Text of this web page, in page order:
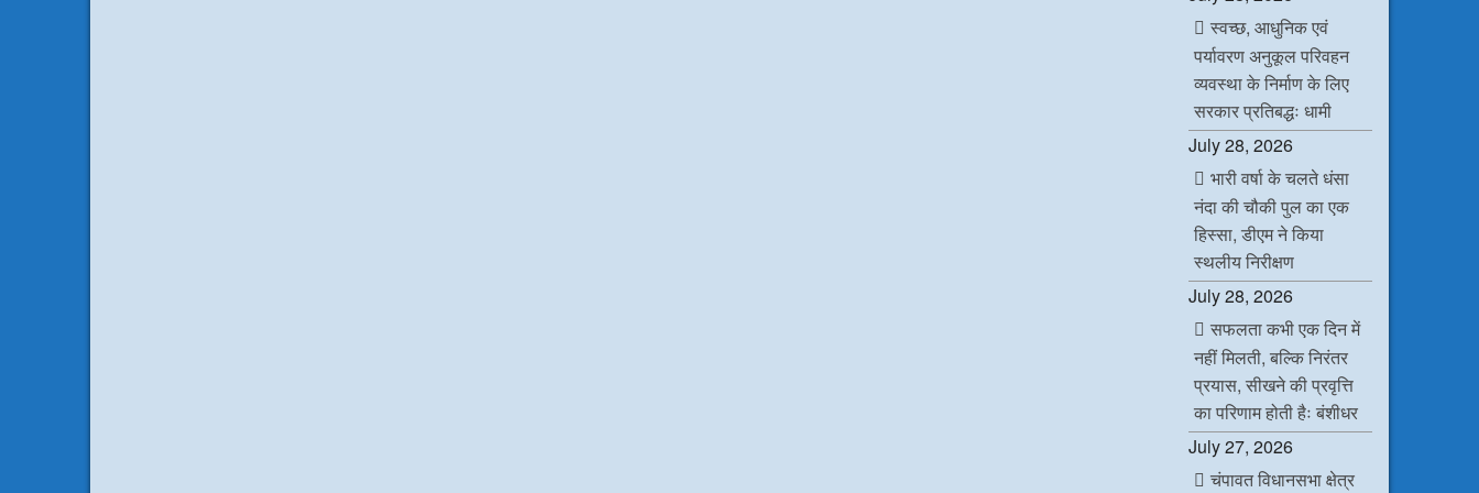
स्वच्छ, आधुनिक एवं
पर्यावरण अनुकूल परिवहन
व्यवस्था के निर्माण के लिए
सरकार प्रतिबद्धः धामी
July 28, 2026
भारी वर्षा के चलते धंसा
नंदा की चौकी पुल का एक
हिस्सा, डीएम ने किया
स्थलीय निरीक्षण
July 28, 2026
सफलता कभी एक दिन में
नहीं मिलती, बल्कि निरंतर
प्रयास, सीखने की प्रवृत्ति
का परिणाम होती हैः बंशीधर
July 27, 2026
चंपावत विधानसभा क्षेत्र